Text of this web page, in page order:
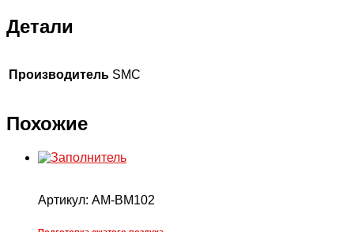
Детали
Производитель SMC
Похожие
Артикул: AM-BM102